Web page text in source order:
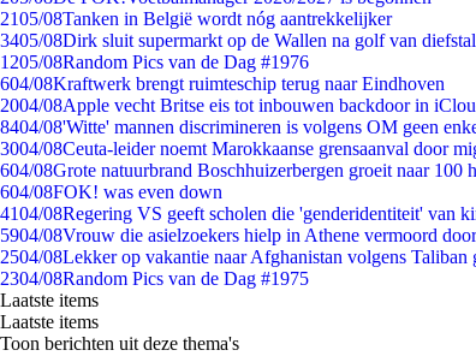
2105/08Tanken in België wordt nóg aantrekkelijker
3405/08Dirk sluit supermarkt op de Wallen na golf van diefstal
1205/08Random Pics van de Dag #1976
604/08Kraftwerk brengt ruimteschip terug naar Eindhoven
2004/08Apple vecht Britse eis tot inbouwen backdoor in
8404/08'Witte' mannen discrimineren is volgens OM geen
3004/08Ceuta-leider noemt Marokkaanse grensaanval door
604/08Grote natuurbrand Boschhuizerbergen groeit naar 100
604/08FOK! was even down
4104/08Regering VS geeft scholen die 'genderidentiteit' van
5904/08Vrouw die asielzoekers hielp in Athene vermoord
2504/08Lekker op vakantie naar Afghanistan volgens Taliban
2304/08Random Pics van de Dag #1975
Laatste items
Laatste items
Toon berichten uit deze thema's